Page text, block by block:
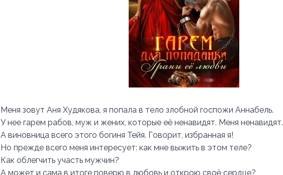
Меня зовут Аня Худякова, я попала в тело злобной госпожи Аннабель.
У нее гарем рабов, муж и жених, которые её ненавидят. Меня ненавидят.
А виновница всего этого богиня Тейя. Говорит, избранная я!
Но прежде всего меня интересует: как мне выжить в этом теле?
Как облегчить участь мужчин?
А может и сама в итоге поверю в любовь и открою своё сердце?